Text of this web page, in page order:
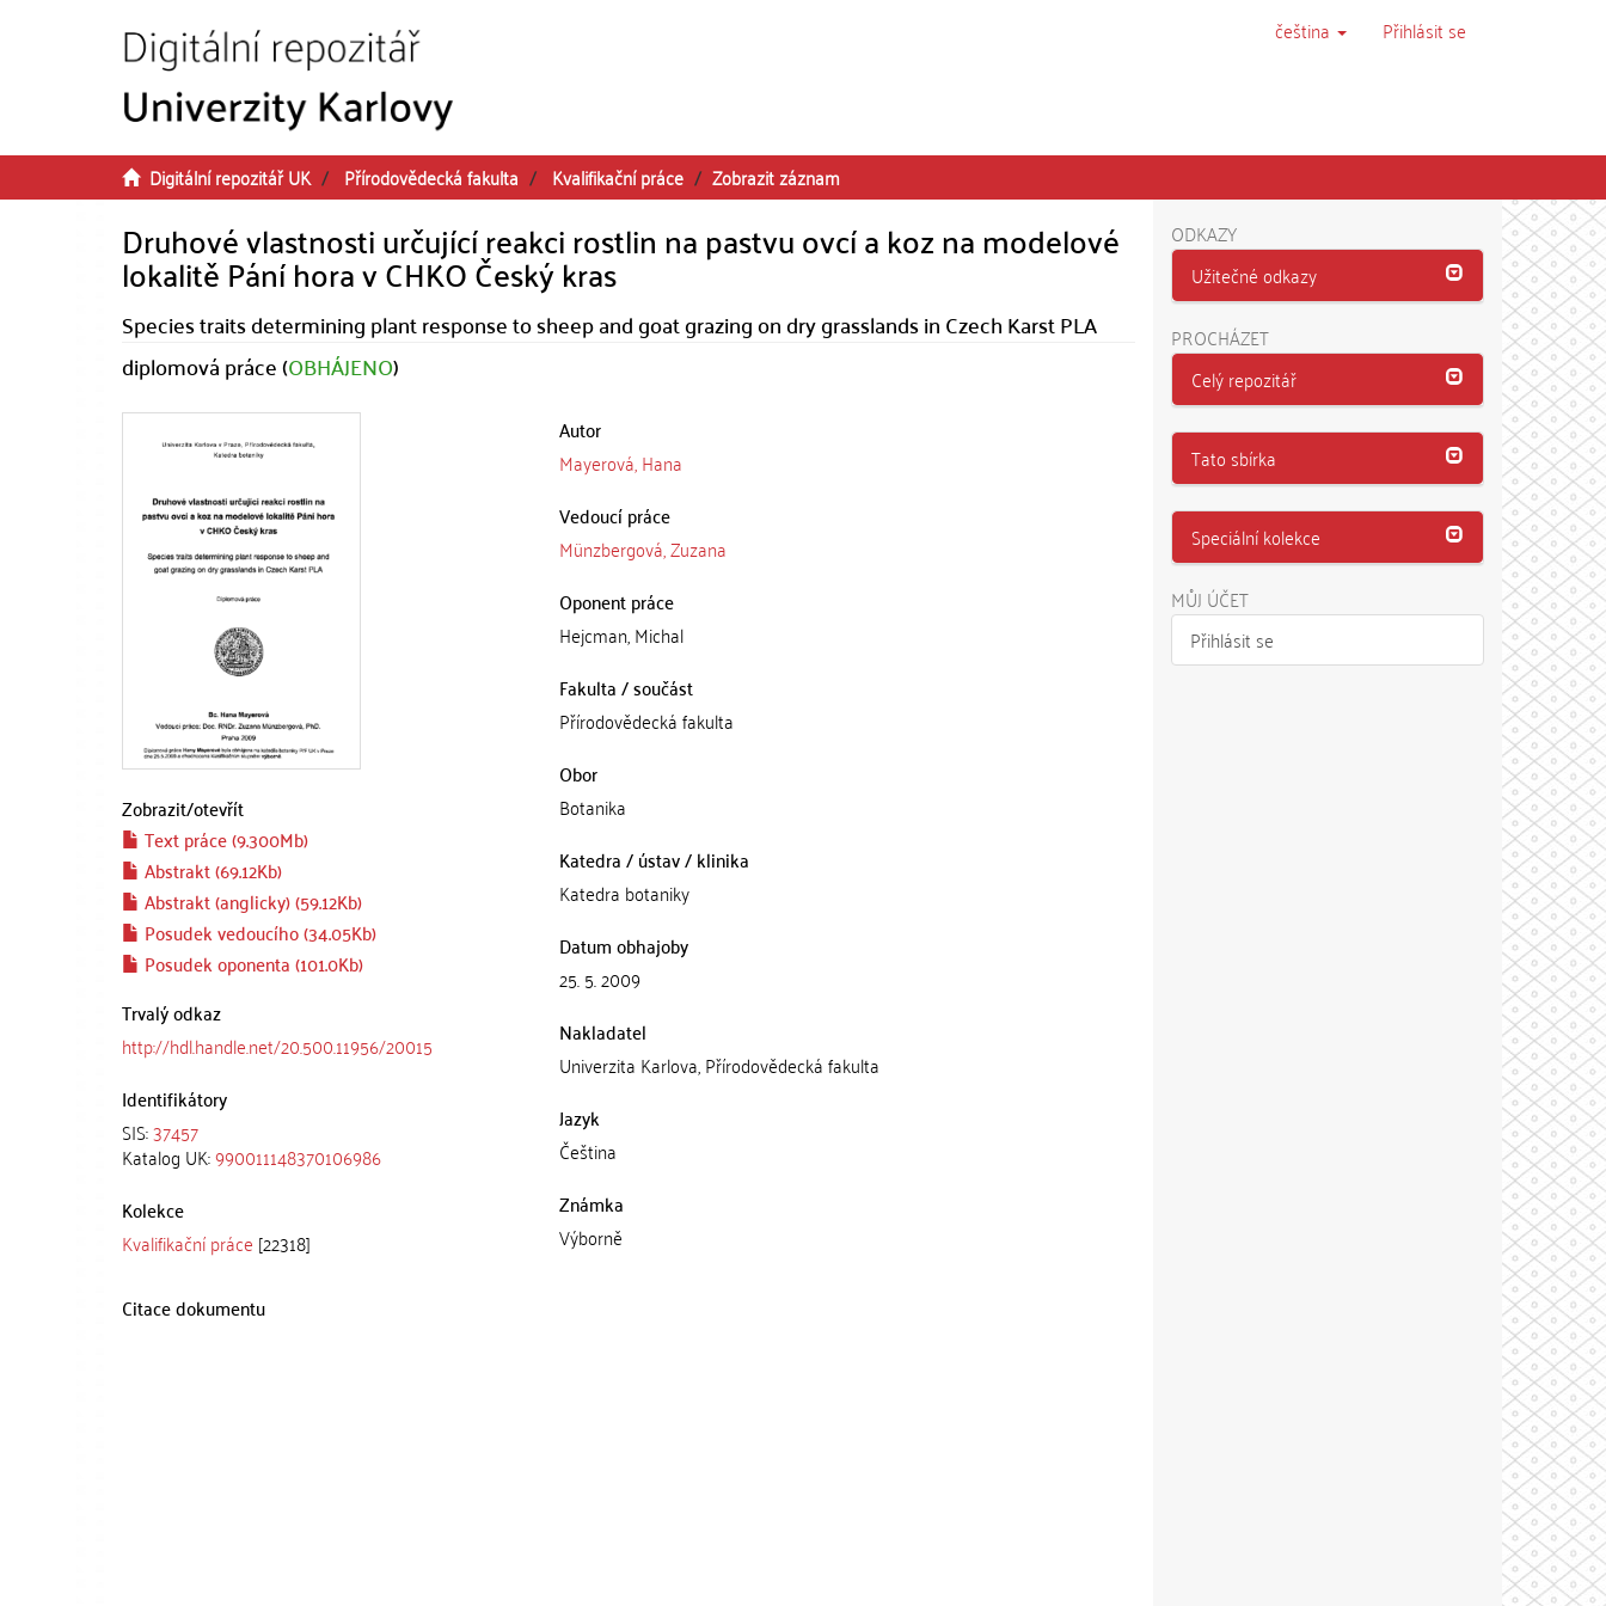
čeština Přihlásit se
Digitální repozitář UK Přírodovědecká fakulta Kvalifikační práce Zobrazit záznam
Druhové vlastnosti určující reakci rostlin na pastvu ovcí a koz na modelové
lokalitě Pání hora v CHKO Český kras
Species traits determining plant response to sheep and goat grazing on dry grasslands in Czech Karst PLA
diplomová práce (OBHÁJENO)
Zobrazit/otevřít
Text práce (9.300Mb)
Abstrakt (69.12Kb)
Abstrakt (anglicky) (59.12Kb)
Posudek vedoucího (34.05Kb)
Posudek oponenta (101.0Kb)
Trvalý odkaz
http://hdl.handle.net/20.500.11956/20015
Identifikátory
SIS:37457
Katalog UK:990011148370106986
Kolekce
Kvalifikační práce [22318]
Autor
Mayerová, Hana
Vedoucí práce
Münzbergová, Zuzana
Oponent práce
Hejcman, Michal
Fakulta / součást
Přírodovědecká fakulta
Obor
Botanika
Katedra / ústav / klinika
Katedra botaniky
Datum obhajoby
25. 5. 2009
Nakladatel
Univerzita Karlova, Přírodovědecká fakulta
Jazyk
Čeština
Známka
Výborně
Citace dokumentu
ODKAZY
Užitečné odkazy
PROCHÁZET
Celý repozitář
Tato sbírka
Speciální kolekce
MŮJ ÚČET
Přihlásit se